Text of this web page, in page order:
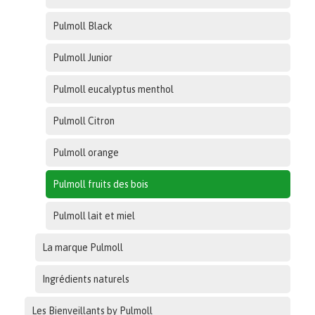
Pulmoll Black
Pulmoll Junior
Pulmoll eucalyptus menthol
Pulmoll Citron
Pulmoll orange
Pulmoll fruits des bois
Pulmoll lait et miel
La marque Pulmoll
Ingrédients naturels
Les Bienveillants by Pulmoll